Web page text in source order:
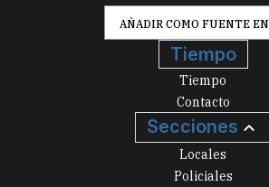
AÑADIR COMO FUENTE EN
Tiempo
Tiempo
Contacto
Secciones
Locales
Policiales